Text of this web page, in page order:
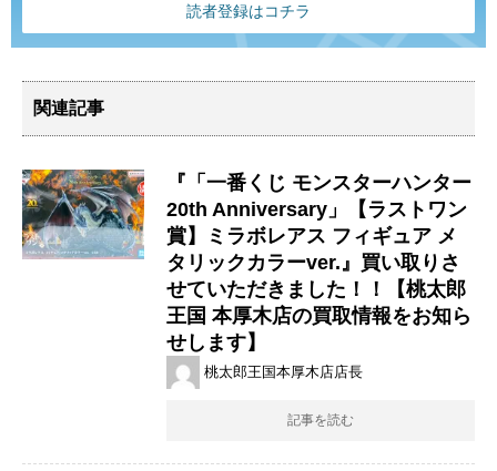
読者登録はコチラ
関連記事
『「一番くじ モンスターハンター
20th Anniversary」【ラストワン
賞】ミラボレアス フィギュア メ
タリックカラーver.』買い取りさ
せていただきました！！【桃太郎
王国 本厚木店の買取情報をお知ら
せします】
桃太郎王国本厚木店店長
記事を読む